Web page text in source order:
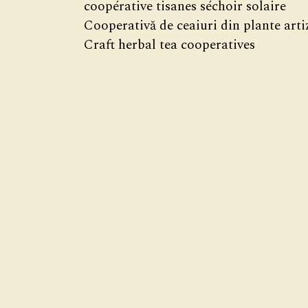
coopérative tisanes séchoir solaire
Cooperativă de ceaiuri din plante
Craft herbal tea cooperatives